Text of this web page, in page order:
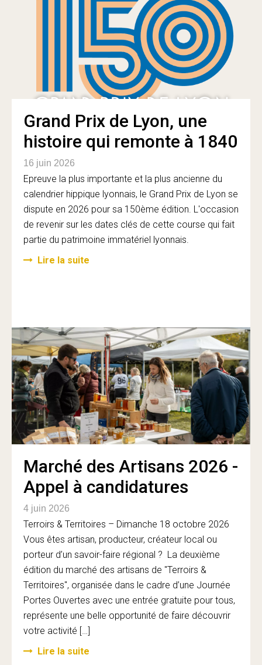
Grand Prix de Lyon, une
histoire qui remonte à 1840
16 juin 2026
Epreuve la plus importante et la plus ancienne du
calendrier hippique lyonnais, le Grand Prix de Lyon se
dispute en 2026 pour sa 150ème édition. L'occasion
de revenir sur les dates clés de cette course qui fait
partie du patrimoine immatériel lyonnais.
Lire la suite
Marché des Artisans 2026 -
Appel à candidatures
4 juin 2026
Terroirs & Territoires – Dimanche 18 octobre 2026
Vous êtes artisan, producteur, créateur local ou
porteur d’un savoir-faire régional ? La deuxième
édition du marché des artisans de "Terroirs &
Territoires", organisée dans le cadre d’une Journée
Portes Ouvertes avec une entrée gratuite pour tous,
représente une belle opportunité de faire découvrir
votre activité […]
Lire la suite